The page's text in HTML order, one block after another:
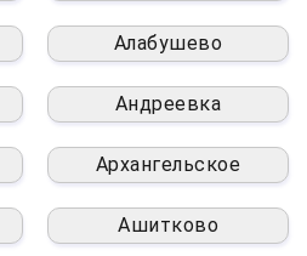
Алабушево
Андреевка
Архангельское
Ашитково